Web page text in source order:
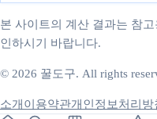
본 사이트의 계산 결과는 참
인하시기 바랍니다.
© 2026 꿀도구. All rights
소개 이용약관개인정보처리방